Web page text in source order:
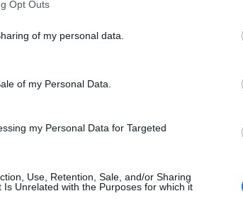
Opt Outs
of my personal data.
of my Personal Data.
my Personal Data for Targeted
Use, Retention, Sale, and/or Sharing
Unrelated with the Purposes for which it
vidéki étterem, ahol
kérdés a csillag
hogy pontosan mikor, na és kik
A
mit